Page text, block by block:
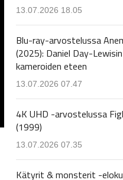
13.07.2026 18.05
Blu-ray-arvostelussa
(2025): Daniel Day-
kameroiden eteen
13.07.2026 07.47
4K UHD -arvostelussa
(1999)
13.07.2026 07.35
Kätyrit & monsterit -